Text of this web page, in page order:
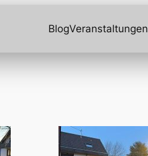
BlogVeranstaltungen